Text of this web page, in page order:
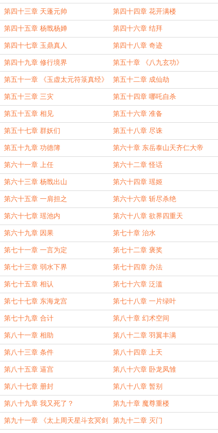
第四十三章 天蓬元帅 第四十四章 花开满楼
第四十五章 杨戬杨婵 第四十六章 结拜
第四十七章 玉鼎真人 第四十八章 奇迹
第四十九章 修行境界 第五十章 《八九玄功》
第五十一章 《玉虚太元符箓真经》 第五十二章 成仙劫
第五十三章 三灾 第五十四章 哪吒自杀
第五十五章 相见 第五十六章 准备
第五十七章 群妖们 第五十八章 尽诛
第五十九章 功德簿 第六十章 东岳泰山天齐仁大帝
第六十一章 上任 第六十二章 怪话
第六十三章 杨戬出山 第六十四章 瑶姬
第六十五章 一肩担之 第六十六章 斩尽杀绝
第六十七章 瑶池内 第六十八章 欲界四重天
第六十九章 因果 第七十章 治水
第七十一章 一言为定 第七十二章 褒奖
第七十三章 弱水下界 第七十四章 办法
第七十五章 相认 第七十六章 泛滥
第七十七章 东海龙宫 第七十八章 一片绿叶
第七十九章 合计 第八十章 幻术空间
第八十一章 相助 第八十二章 羽翼丰满
第八十三章 条件 第八十四章 上天
第八十五章 逼宫 第八十六章 卧龙凤雏
第八十七章 册封 第八十八章 暂别
第八十九章 我又死了？ 第九十章 魔尊重楼
第九十一章 《太上周天星斗玄冥剑 第九十二章 灭门